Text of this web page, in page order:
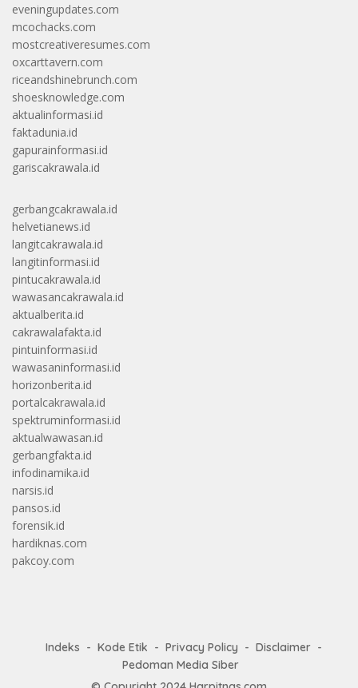
eveningupdates.com
mcochacks.com
mostcreativeresumes.com
oxcarttavern.com
riceandshinebrunch.com
shoesknowledge.com
aktualinformasi.id
faktadunia.id
gapurainformasi.id
gariscakrawala.id
gerbangcakrawala.id
helvetianews.id
langitcakrawala.id
langitinformasi.id
pintucakrawala.id
wawasancakrawala.id
aktualberita.id
cakrawalafakta.id
pintuinformasi.id
wawasaninformasi.id
horizonberita.id
portalcakrawala.id
spektruminformasi.id
aktualwawasan.id
gerbangfakta.id
infodinamika.id
narsis.id
pansos.id
forensik.id
hardiknas.com
pakcoy.com
Indeks Kode Etik Privacy Policy
Disclaimer
Pedoman Media Siber